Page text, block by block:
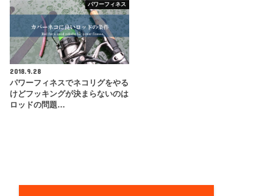
パワーフィネス
2018.9.28
パワーフィネスでネコリグをやる
けどフッキングが決まらないのは
ロッドの問題…